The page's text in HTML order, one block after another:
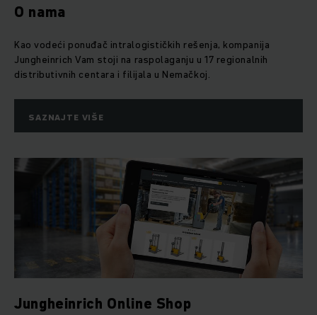
O nama
Kao vodeći ponuđač intralogističkih rešenja, kompanija
Jungheinrich Vam stoji na raspolaganju u 17 regionalnih
distributivnih centara i filijala u Nemačkoj.
SAZNAJTE VIŠE
Jungheinrich Online Shop